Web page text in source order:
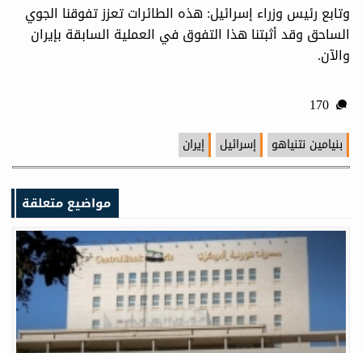
وتابع رئيس وزراء إسرائيل: هذه الطائرات تعزز تفوقنا الجوي
الساحق وقد أثبتنا هذا التفوق في العملية السابقة بإيران
والآن.
بنيامين نتنياهو إسرائيل إيران
مواضيع متعلقة